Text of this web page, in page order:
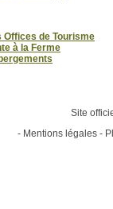
Offices de Tourisme
à la Ferme
Site
- Mentions légales -